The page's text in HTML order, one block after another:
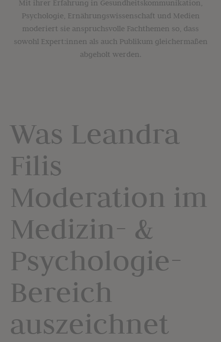
Mit ihrer Erfahrung in Gesundheitskommunikation,
Psychologie, Ernährungswissenschaft und Medien
moderiert sie anspruchsvolle Fachthemen so, dass
sowohl Expert:innen als auch Publikum gleichermaßen
abgeholt werden.
Was Leandra
Filis
Moderation im
Medizin- &
Psychologie-
Bereich
auszeichnet